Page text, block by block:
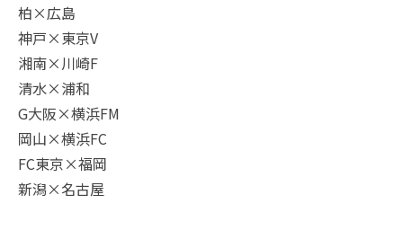
柏×広島
神戸×東京V
湘南×川崎F
清水×浦和
G大阪×横浜FM
岡山×横浜FC
FC東京×福岡
新潟×名古屋